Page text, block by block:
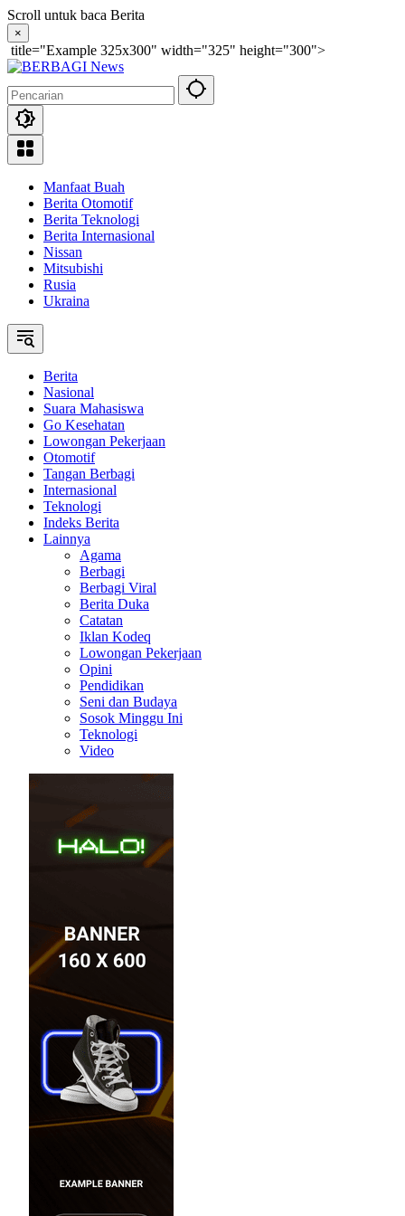
Langsung
ke
konten
Scroll untuk baca Berita
×
title="Example 325x300" width="325" height="300">
Manfaat Buah
Berita Otomotif
Berita Teknologi
Berita Internasional
Nissan
Mitsubishi
Rusia
Ukraina
Berita
Nasional
Suara Mahasiswa
Go Kesehatan
Lowongan Pekerjaan
Otomotif
Tangan Berbagi
Internasional
Teknologi
Indeks Berita
Lainnya
Agama
Berbagi
Berbagi Viral
Berita Duka
Catatan
Iklan Kodeq
Lowongan Pekerjaan
Opini
Pendidikan
Seni dan Budaya
Sosok Minggu Ini
Teknologi
Video